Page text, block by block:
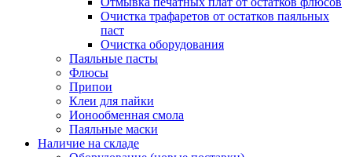
Очистка трафаретов от остатков паяльных
паст
Очистка оборудования
Паяльные пасты
Флюсы
Припои
Клеи для пайки
Ионообменная смола
Паяльные маски
Наличие на складе